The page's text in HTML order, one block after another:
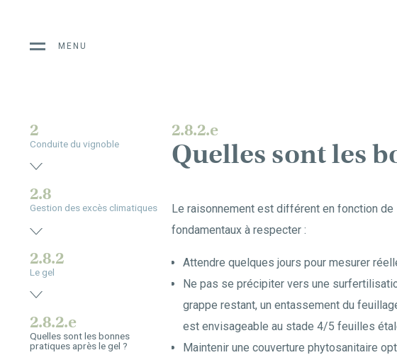
MENU
2.8.2.e
Quelles sont les
Le raisonnement est différent en fonction
fondamentaux à respecter :
Attendre quelques jours pour mesurer
Ne pas se précipiter vers une
grappe restant, un entassement du
est envisageable au stade 4/5 feuilles
Maintenir une couverture phytosanitaire
2
Conduite du vignoble
2.8
Gestion des excès climatiques
2.8.2
Le gel
2.8.2.e
Quelles sont les bonnes
pratiques après le gel ?